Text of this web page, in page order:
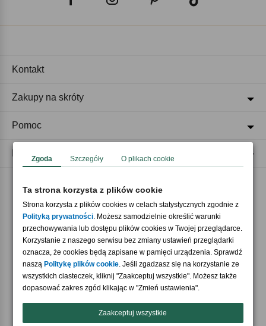
Akceptujemy płatności
Nasi partnerzy
Kontakt
Zakupy na skróty
Pomoc
Zgoda Szczegóły O plikach cookie
Ta strona korzysta z plików cookie
Strona korzysta z plików cookies w celach statystycznych zgodnie z
Polityką prywatności. Możesz samodzielnie określić warunki
przechowywania lub dostępu plików cookies w Twojej przeglądarce.
Korzystanie z naszego serwisu bez zmiany ustawień przeglądarki
oznacza, że cookies będą zapisane w pamięci urządzenia. Sprawdź
naszą Politykę plików cookie. Jeśli zgadzasz się na korzystanie ze
wszystkich ciasteczek, kliknij "Zaakceptuj wszystkie". Możesz także
dopasować zakres zgód klikając w "Zmień ustawienia".
Zaakceptuj wszystkie